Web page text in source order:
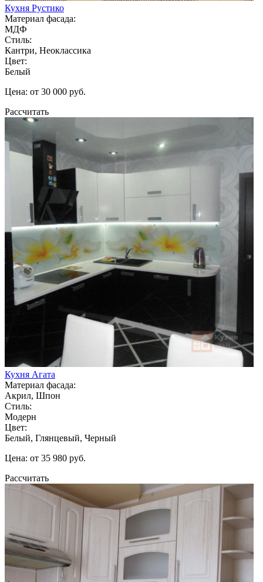
Кухня Рустико
Материал фасада:
МДФ
Стиль:
Кантри, Неоклассика
Цвет:
Белый
Цена: от 30 000 руб.
Рассчитать
Кухня Агата
Материал фасада:
Акрил, Шпон
Стиль:
Модерн
Цвет:
Белый, Глянцевый, Черный
Цена: от 35 980 руб.
Рассчитать